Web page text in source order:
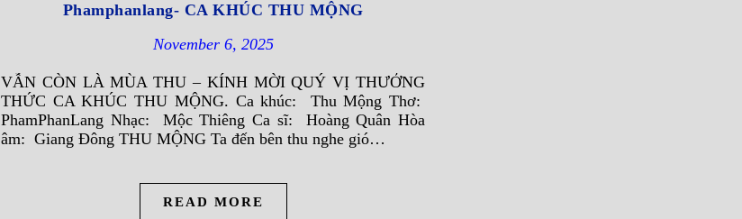
Phamphanlang- CA KHÚC THU MỘNG
November 6, 2025
VẪN CÒN LÀ MÙA THU – KÍNH MỜI QUÝ VỊ THƯỞNG
THỨC CA KHÚC THU MỘNG. Ca khúc: Thu Mộng Thơ:
PhamPhanLang Nhạc: Mộc Thiêng Ca sĩ: Hoàng Quân Hòa
âm: Giang Đông THU MỘNG Ta đến bên thu nghe gió…
READ MORE